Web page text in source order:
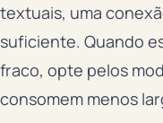
textuais, uma
suficiente. Quando
fraco, opte pelos
consomem menos